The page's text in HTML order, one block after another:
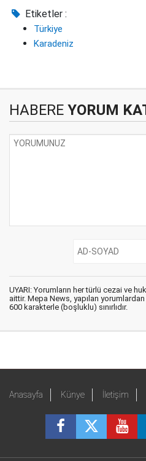
Etiketler :
Türkiye
Karadeniz
HABERE YORUM
UYARI: Yorumların her türlü cezai ve
aittir. Mepa News, yapılan
600 karakterle (boşluklu) sınırlıdır.
Anasayfa Künye İletişim